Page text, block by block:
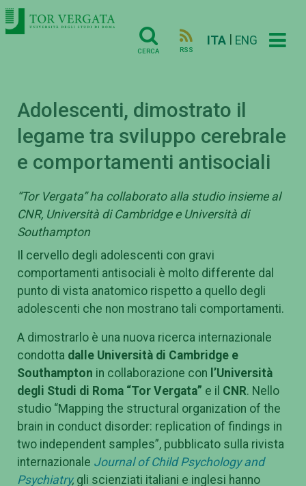
CERCA RSS
ITA ENG
Adolescenti, dimostrato il
legame tra sviluppo cerebrale
e comportamenti antisociali
“Tor Vergata” ha collaborato alla studio insieme al
CNR, Università di Cambridge e Università di
Southampton
Il cervello degli adolescenti con gravi
comportamenti antisociali è molto differente dal
punto di vista anatomico rispetto a quello degli
adolescenti che non mostrano tali comportamenti.
A dimostrarlo è una nuova ricerca internazionale
condotta dalle Università di Cambridge e
Southampton in collaborazione con l’Università
degli Studi di Roma “Tor Vergata” e il CNR. Nello
studio “Mapping the structural organization of the
brain in conduct disorder: replication of findings in
two independent samples”, pubblicato sulla rivista
internazionale Journal of Child Psychology and
Psychiatry, gli scienziati italiani e inglesi hanno